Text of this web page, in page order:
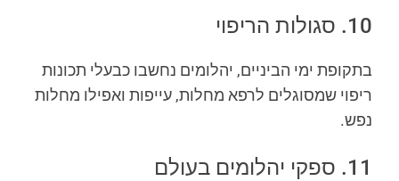
10. סגולות הריפוי
בתקופת ימי הביניים, יהלומים נחשבו כבעלי תכונות
ריפוי שמסוגלים לרפא מחלות, עייפות ואפילו מחלות
נפש.
11. ספקי יהלומים בעולם